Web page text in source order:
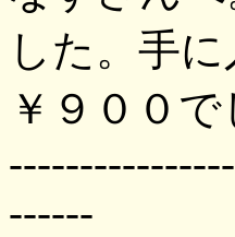
した。手
￥９００
------